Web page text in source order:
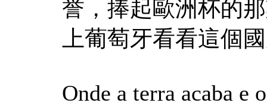
誉，捧起歐洲杯的
上葡萄牙看看這個
Onde a terra acaba e